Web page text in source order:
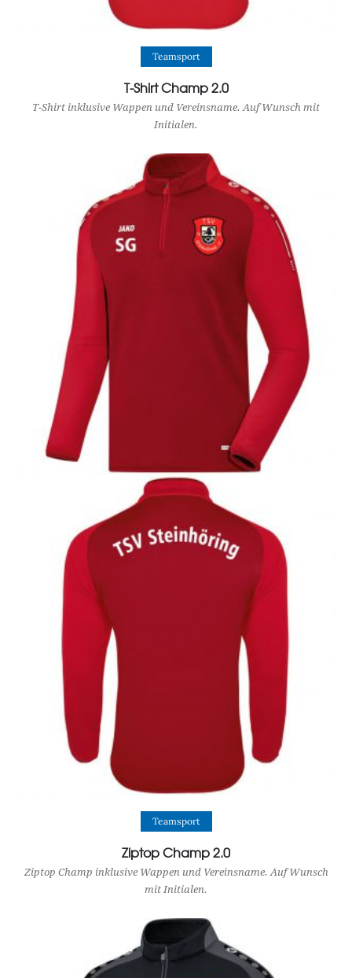
View Product
Teamsport
T-Shirt Champ 2.0
T-Shirt inklusive Wappen und Vereinsname. Auf Wunsch mit
Initialen.
View Product
Teamsport
Ziptop Champ 2.0
Ziptop Champ inklusive Wappen und Vereinsname. Auf Wunsch
mit Initialen.